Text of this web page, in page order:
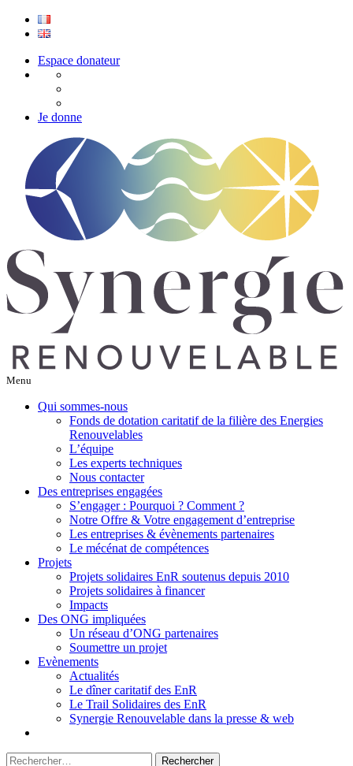
Espace donateur
Je donne
Menu
Qui sommes-nous
Fonds de dotation caritatif de la filière des Energies
Renouvelables
L’équipe
Les experts techniques
Nous contacter
Des entreprises engagées
S’engager : Pourquoi ? Comment ?
Notre Offre & Votre engagement d’entreprise
Les entreprises & évènements partenaires
Le mécénat de compétences
Projets
Projets solidaires EnR soutenus depuis 2010
Projets solidaires à financer
Impacts
Des ONG impliquées
Un réseau d’ONG partenaires
Soumettre un projet
Evènements
Actualités
Le dîner caritatif des EnR
Le Trail Solidaires des EnR
Synergie Renouvelable dans la presse & web
Rechercher :